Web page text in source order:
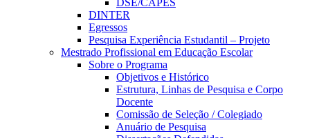
DSE/CAPES
DINTER
Egressos
Pesquisa Experiência Estudantil – Projeto
Mestrado Profissional em Educação Escolar
Sobre o Programa
Objetivos e Histórico
Estrutura, Linhas de Pesquisa e Corpo
Docente
Comissão de Seleção / Colegiado
Anuário de Pesquisa